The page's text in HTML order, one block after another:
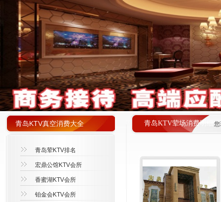
青岛KTV荤场消费明细
青岛KTV真空消费大全
青岛荤KTV排名
宏鼎公馆KTV会所
香蜜湖KTV会所
铂金会KTV会所